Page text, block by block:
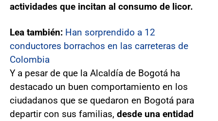
actividades que incitan al consumo de licor.
Lea también: Han sorprendido a 12
conductores borrachos en las carreteras de
Colombia
Y a pesar de que la Alcaldía de Bogotá ha
destacado un buen comportamiento en los
ciudadanos que se quedaron en Bogotá para
departir con sus familias, desde una entidad